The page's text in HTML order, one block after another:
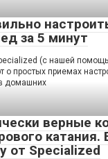
за 5 минут
(с нашей
о простых приемах
домашних
верные
катания.
от Specialized